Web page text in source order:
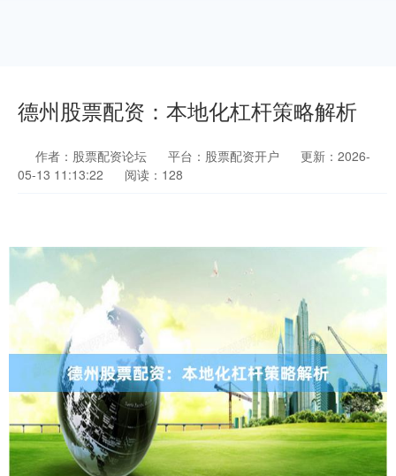
德州股票配资：本地化杠杆策略解析
作者：股票配资论坛 平台：股票配资开户
更新：2026-
05-13 11:13:22
阅读：128